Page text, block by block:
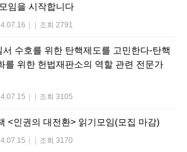
임을 시작합니다
| | 조회 2791
서 수호를 위한 탄핵제도를 고민한다-탄핵
를 위한 헌법재판소의 역할 관련 전문가
| | 조회 3105
<인권의 대전환> 읽기모임(모집 마감)
| | 조회 3170